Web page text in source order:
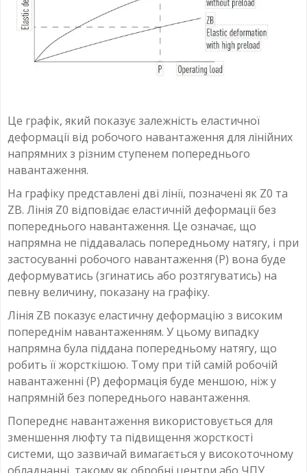
Це графік, який показує залежність еластичної
деформації від робочого навантаження для лінійних
напрямних з різним ступенем попереднього
навантаження.
На графіку представлені дві лінії, позначені як Z0 та
ZB. Лінія Z0 відповідає еластичній деформації без
попереднього навантаження. Це означає, що
напрямна не піддавалась попередньому натягу, і при
застосуванні робочого навантаження (P) вона буде
деформуватись (згинатись або розтягуватись) на
певну величину, показану на графіку.
Лінія ZB показує еластичну деформацію з високим
попереднім навантаженням. У цьому випадку
напрямна була піддана попередньому натягу, що
робить її жорсткішою. Тому при тій самій робочій
навантаженні (P) деформація буде меншою, ніж у
напрямній без попереднього навантаження.
Попереднє навантаження використовується для
зменшення люфту та підвищення жорсткості
системи, що зазвичай вимагається у високоточному